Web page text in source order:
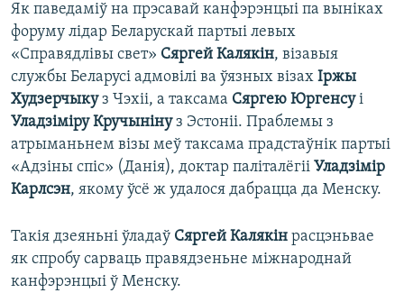
Як паведаміў на прэсавай канфэрэнцыі па выніках
форуму лідар Беларускай партыі левых
«Справядлівы свет» Сяргей Калякін, візавыя
службы Беларусі адмовілі ва ўязных візах Іржы
Худзерчыкуз Чэхіі, а таксама Сяргею Юргенсуі
Уладзіміру Кручынінуз Эстоніі. Праблемы з
атрыманьнем візы меў таксама прадстаўнік партыі
«Адзіны спіс» (Данія), доктар паліталёгіі Уладзімір
Карлсэн, якому ўсё ж удалося дабрацца да Менску.
Такія дзеяньні ўладаў Сяргей Калякін расцэньвае
як спробу сарваць правядзеньне міжнароднай
канфэрэнцыі ў Менску.